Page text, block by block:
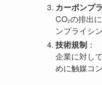
カーボンプ
CO₂の排出
ンプライシ
技術規制 ：
企業に対し
めに触媒コ